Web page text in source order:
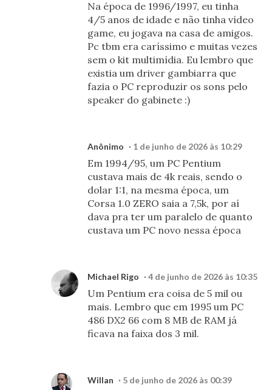
Na época de 1996/1997, eu tinha
4/5 anos de idade e não tinha vídeo
game, eu jogava na casa de amigos.
Pc tbm era caríssimo e muitas vezes
sem o kit multimídia. Eu lembro que
existia um driver gambiarra que
fazia o PC reproduzir os sons pelo
speaker do gabinete :)
Anônimo 1 de junho de 2026 às 10:29
Em 1994/95, um PC Pentium
custava mais de 4k reais, sendo o
dolar 1:1, na mesma época, um
Corsa 1.0 ZERO saia a 7,5k, por aí
dava pra ter um paralelo de quanto
custava um PC novo nessa época
Michael Rigo 4 de junho de 2026 às 10:35
Um Pentium era coisa de 5 mil ou
mais. Lembro que em 1995 um PC
486 DX2 66 com 8 MB de RAM já
ficava na faixa dos 3 mil.
Willan 5 de junho de 2026 às 00:39